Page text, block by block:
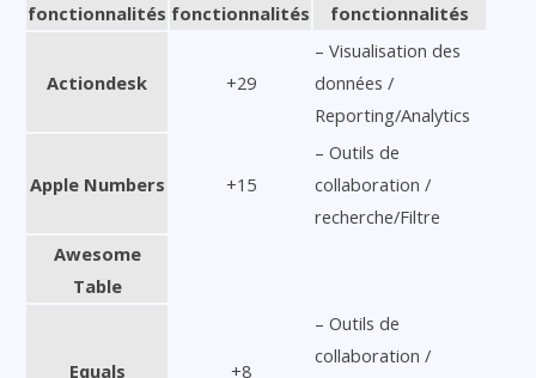
fonctionnalités fonctionnalités
fonctionnalités
Actiondesk +29
– Visualisation des
données /
Reporting/Analytics
Apple Numbers +15
– Outils de
collaboration /
recherche/Filtre
Awesome
Table
Equals +8
– Outils de
collaboration /